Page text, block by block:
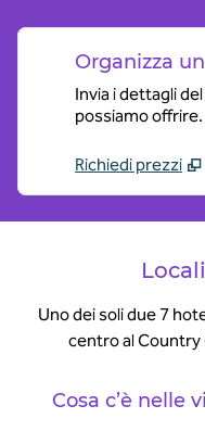
Organizza
Invia i dettagli
possiamo offrire.
Richiedi prezzi
Uno dei soli due 7
centro al Country
Cosa c’è nelle